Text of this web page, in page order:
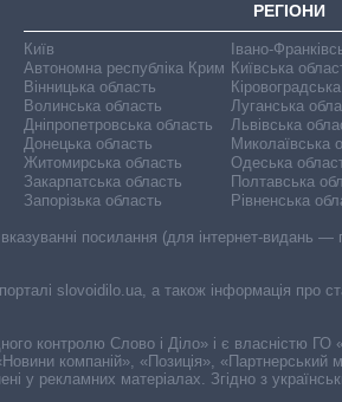
РЕГІОНИ
Київ
Автономна республіка Крим
Вінницька область
Волинська область
Дніпропетровська область
Донецька область
Житомирська область
Закарпатська область
Запорізька область
Івано-
Київська
Луганська
Львівська
Миколаївська
Одеська
Полтавська
Рівненська
посилання (для інтернет-видань
slovoidilo.ua, а також інформація про
контролю Слово і Діло» і є власністю
компаній», «Позиція», «Партнерський
у рекламних матеріалах. Згідно з